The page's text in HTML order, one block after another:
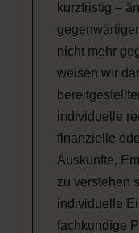
kurzfristig –
nicht mehr
weisen wir
individuelle
finanzielle
Auskünfte,
zu verstehen
individuelle
fachkundige